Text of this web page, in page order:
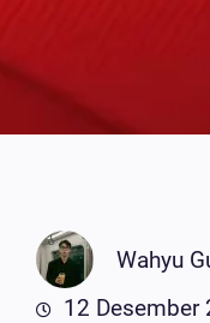
Wahyu
12 Desember